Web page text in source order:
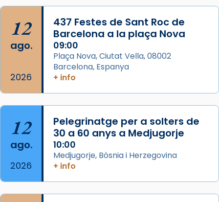
Acompanyant la història de sant Cugat, a
partir de l’Edat Mitjana sorgeix la tradició
que les santes Juliana (“relatiu a Júlia”) i
Semproniana (“relatiu a Semprònia =
eterna”) són deixebles seves. I l’any 1667, el
frare Joan Gaspar Roig, afirma en una obra
que les santes són filles de l’antiga Iluro.
Mataró en reivindicarà les relíq
Foto
View on Facebook ·
12
ago.
2026
437 Festes de Sant Roc de
Barcelona a la plaça Nova
09:00
Plaça Nova, Ciutat Vella, 08002
Barcelona, Espanya
+ info
12
ago.
2026
Pelegrinatge per a solters de
30 a 60 anys a Medjugorje
10:00
Medjugorje, Bòsnia i Herzegovina
+ info